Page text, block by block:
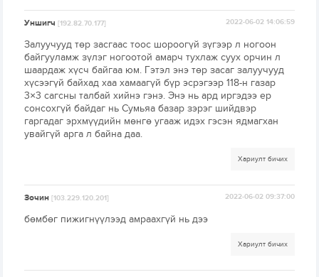
Уншигч[192.82.70.177] 2022-06-02 14:06:59
Залуучууд төр засгаас тоос шороогүй зүгээр л ногоон
байгууламж зүлэг ногоотой амарч тухлаж суух орчин л
шаардаж хүсч байгаа юм. Гэтэл энэ төр засаг залуучууд
хүсээгүй байхад хаа хамаагүй бүр эсрэгээр 118-н газар
3×3 сагсны талбай хийнэ гэнэ. Энэ нь ард иргэдээ ер
сонсохгүй байдаг нь Сумьяа базар зэрэг шийдвэр
гаргадаг эрхмүүдийн мөнгө угааж идэх гэсэн ядмагхан
увайгүй арга л байна даа.
Хариулт бичих
Зочин[103.229.120.201] 2022-06-02 09:37:00
бөмбөг пижигнүүлээд амраахгүй нь дээ
Хариулт бичих